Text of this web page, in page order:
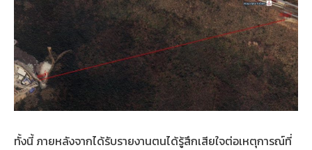
ทั้งนี้ ภายหลังจากได้รับรายงานตนได้รู้สึกเสียใจต่อเหตุการณ์ที่